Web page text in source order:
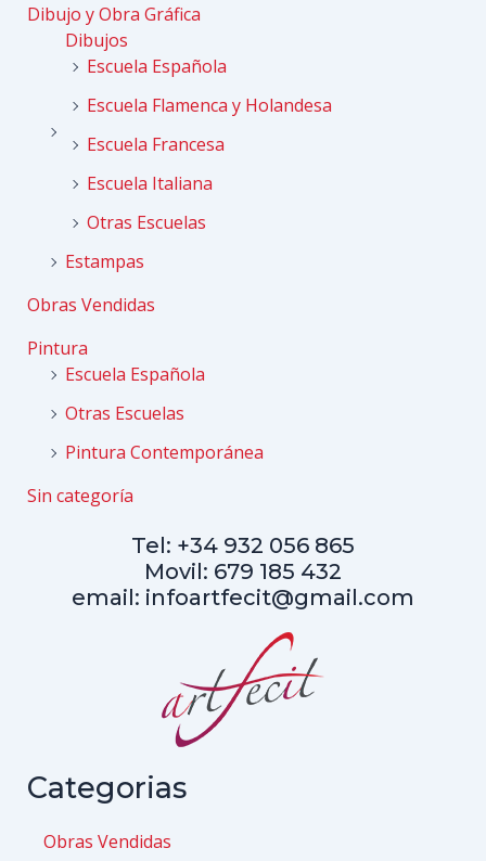
Dibujo y Obra Gráfica
Dibujos
Escuela Española
Escuela Flamenca y Holandesa
Escuela Francesa
Escuela Italiana
Otras Escuelas
Estampas
Obras Vendidas
Pintura
Escuela Española
Otras Escuelas
Pintura Contemporánea
Sin categoría
Tel: +34 932 056 865
Movil: 679 185 432
email: infoartfecit@gmail.com
Categorias
Obras Vendidas